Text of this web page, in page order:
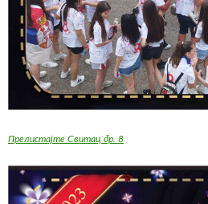
Прелистајте Свитац бр. 8